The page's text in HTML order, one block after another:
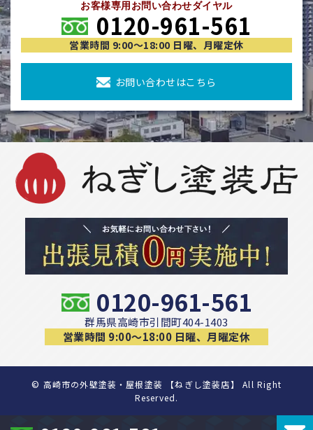
お客様専用お問い合わせダイヤル
0120-961-561
営業時間 9:00〜18:00 日曜、月曜定休
お問い合わせはこちら
0120-961-561
群馬県高崎市引間町404-1403
営業時間 9:00〜18:00 日曜、月曜定休
© 高崎市の外壁塗装・屋根塗装 【ねぎし塗装店】 All Right
Reserved.